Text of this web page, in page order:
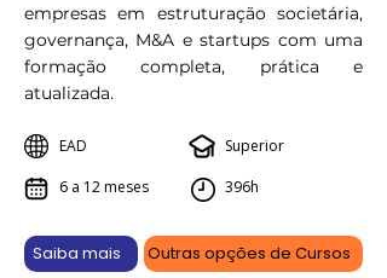
empresas em estruturação societária,
governança, M&A e startups com uma
formação completa, prática e
atualizada.
EAD
6 a 12 meses
Superior
396h
Saiba mais Outras opções de Cursos